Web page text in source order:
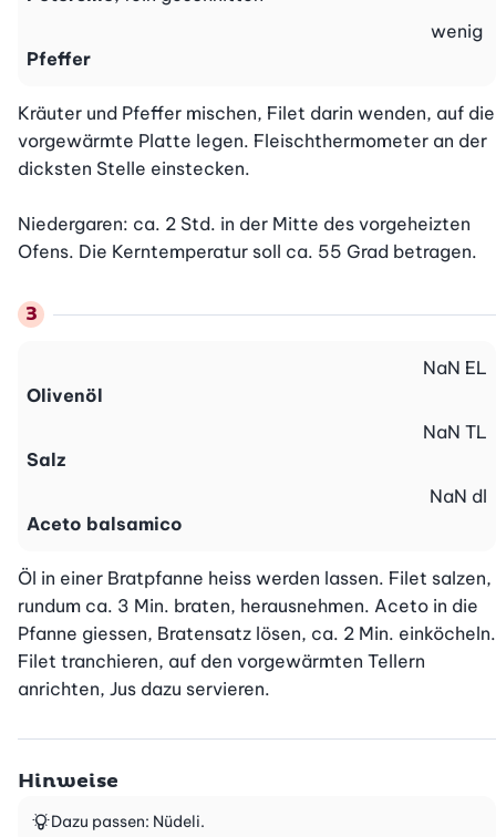
Pfeffer
wenig
Kräuter und Pfeffer mischen, Filet darin wenden, auf die
vorgewärmte Platte legen. Fleischthermometer an der
dicksten Stelle einstecken.
Niedergaren: ca. 2 Std. in der Mitte des vorgeheizten
Ofens. Die Kerntemperatur soll ca. 55 Grad betragen.
Olivenöl
NaN EL
Salz
NaN TL
Aceto balsamico
NaN dl
Öl in einer Bratpfanne heiss werden lassen. Filet salzen,
rundum ca. 3 Min. braten, herausnehmen. Aceto in die
Pfanne giessen, Bratensatz lösen, ca. 2 Min. einköcheln.
Filet tranchieren, auf den vorgewärmten Tellern
anrichten, Jus dazu servieren.
Hinweise
Dazu passen: Nüdeli.